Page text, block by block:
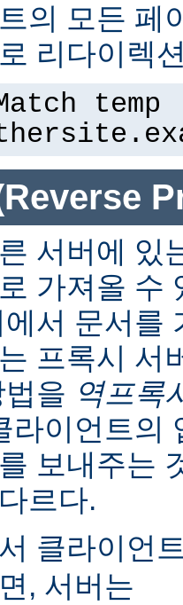
의 모든 페
리다이렉
서버에 있
가져올 수
서 문서를
프록시 서
을 역프록
라이언트의
보내주는
르다.
클라이언
, 서버는